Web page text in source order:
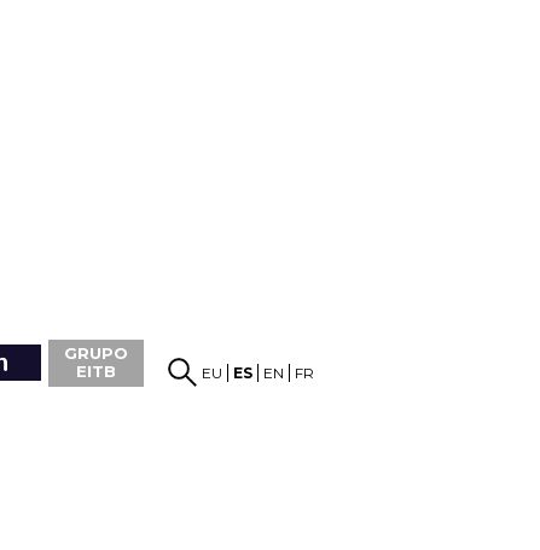
GRUPO
EITB
EU ES EN FR